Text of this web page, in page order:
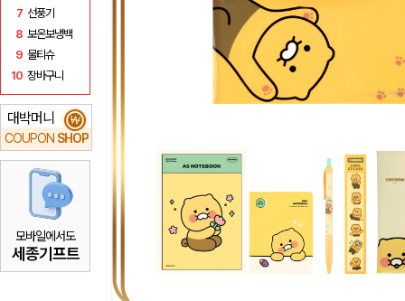
7 선풍기
8 보온보냉백
9 물티슈
10 장바구니
대박머니
COUPON SHOP
₩
모바일에서도
세종기프트